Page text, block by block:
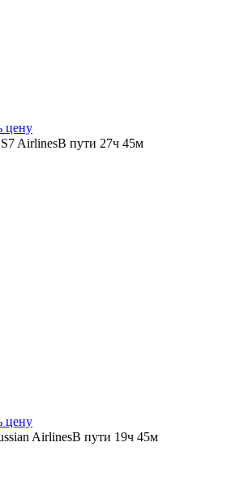
цену
AirlinesВ пути 27ч 45м
цену
AirlinesВ пути 19ч 45м